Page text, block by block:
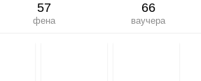
57
фена
66
ваучера